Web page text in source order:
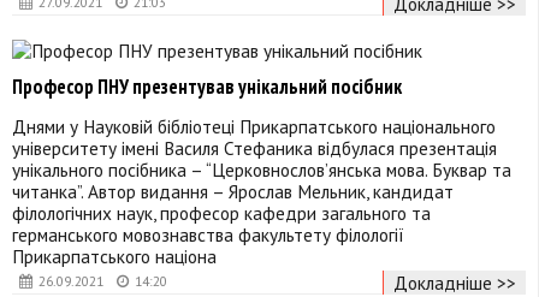
26.09.2021 14:20
Професор ПНУ презентував унікальний посібник
Днями у Науковій бібліотеці Прикарпатського національного
університету імені Василя Стефаника відбулася презентація
унікального посібника – “Церковнослов’янська мова. Буквар та
читанка”. Автор видання – Ярослав Мельник, кандидат
філологічних наук, професор кафедри загального та
германського мовознавства факультету філології
Прикарпатського націона
Докладніше >>